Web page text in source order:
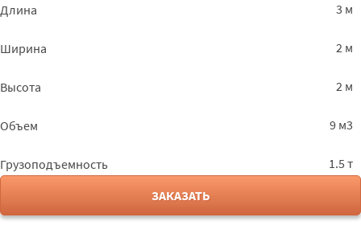
Длина 3 м
Ширина 2 м
Высота 2 м
Объем 9 м3
Грузоподъемность
1.5 т
ЗАКАЗАТЬ